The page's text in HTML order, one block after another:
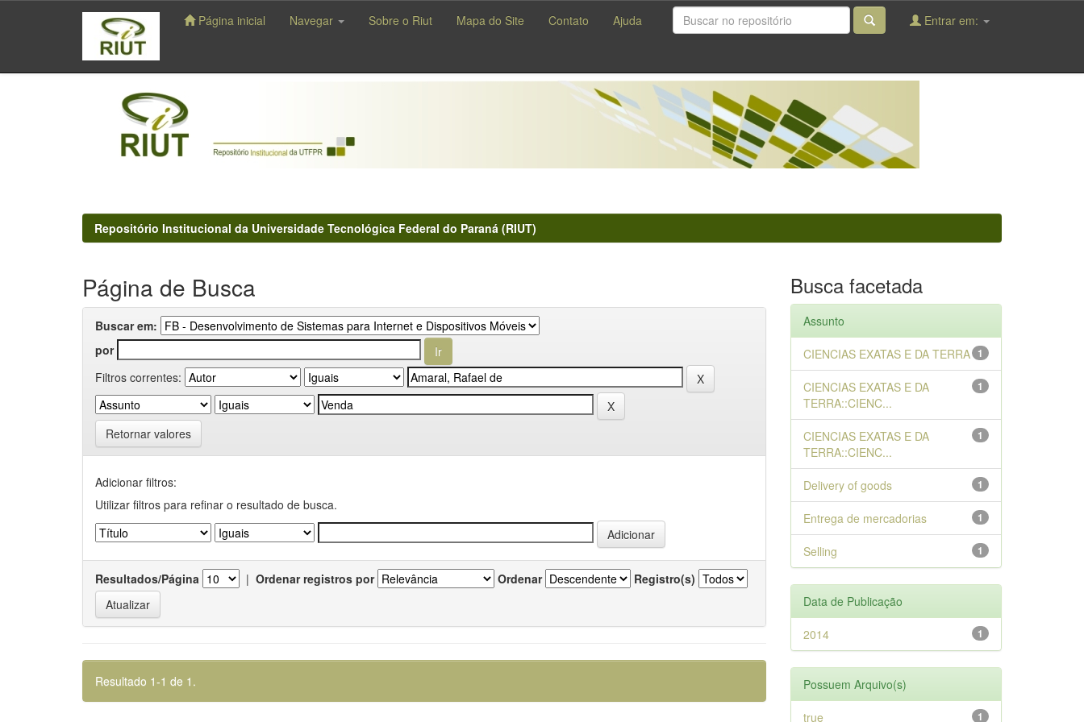
navigation
Página inicial Navegar Sobre o Riut Mapa do Site Contato Ajuda Entrar em:
Repositório Institucional da Universidade Tecnológica Federal do Paraná (RIUT)
Página de Busca
Buscar em:
por
Filtros correntes:
Retornar valores
Adicionar filtros:
Utilizar filtros para refinar o resultado de busca.
Resultados/Página | Ordenar registros por Ordenar Registro(s)
Resultado 1-1 de 1.
Busca facetada
Assunto
1
CIENCIAS EXATAS E DA TERRA
1
CIENCIAS EXATAS E DA
TERRA::CIENC...
1
CIENCIAS EXATAS E DA
TERRA::CIENC...
1
Delivery of goods
1
Entrega de mercadorias
1
Selling
Data de Publicação
1
2014
Possuem Arquivo(s)
1
true